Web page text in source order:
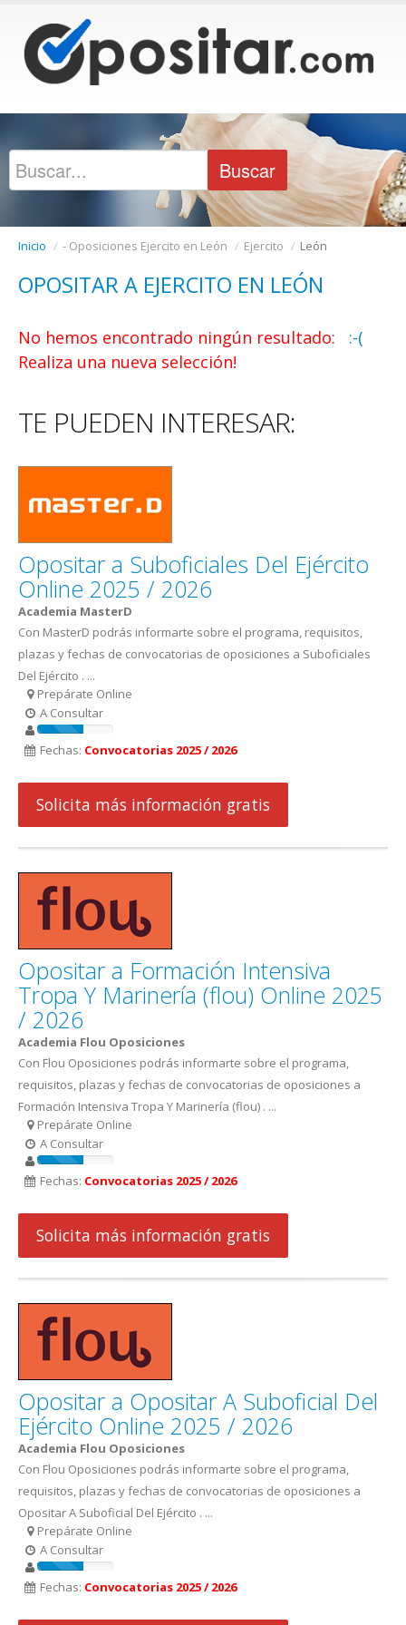
Inicio / - Oposiciones Ejercito en León / Ejercito / León
OPOSITAR A EJERCITO EN LEÓN
No hemos encontrado ningún resultado: :-(
Realiza una nueva selección!
TE PUEDEN INTERESAR:
Opositar a Suboficiales Del Ejército
Online 2025 / 2026
Academia MasterD
Con MasterD podrás informarte sobre el programa, requisitos,
plazas y fechas de convocatorias de oposiciones a Suboficiales
Del Ejército . ...
Prepárate Online
A Consultar
Fechas: Convocatorias 2025 / 2026
Solicita más información gratis
Opositar a Formación Intensiva
Tropa Y Marinería (flou) Online 2025
/ 2026
Academia Flou Oposiciones
Con Flou Oposiciones podrás informarte sobre el programa,
requisitos, plazas y fechas de convocatorias de oposiciones a
Formación Intensiva Tropa Y Marinería (flou) . ...
Prepárate Online
A Consultar
Fechas: Convocatorias 2025 / 2026
Solicita más información gratis
Opositar a Opositar A Suboficial Del
Ejército Online 2025 / 2026
Academia Flou Oposiciones
Con Flou Oposiciones podrás informarte sobre el programa,
requisitos, plazas y fechas de convocatorias de oposiciones a
Opositar A Suboficial Del Ejército . ...
Prepárate Online
A Consultar
Fechas: Convocatorias 2025 / 2026